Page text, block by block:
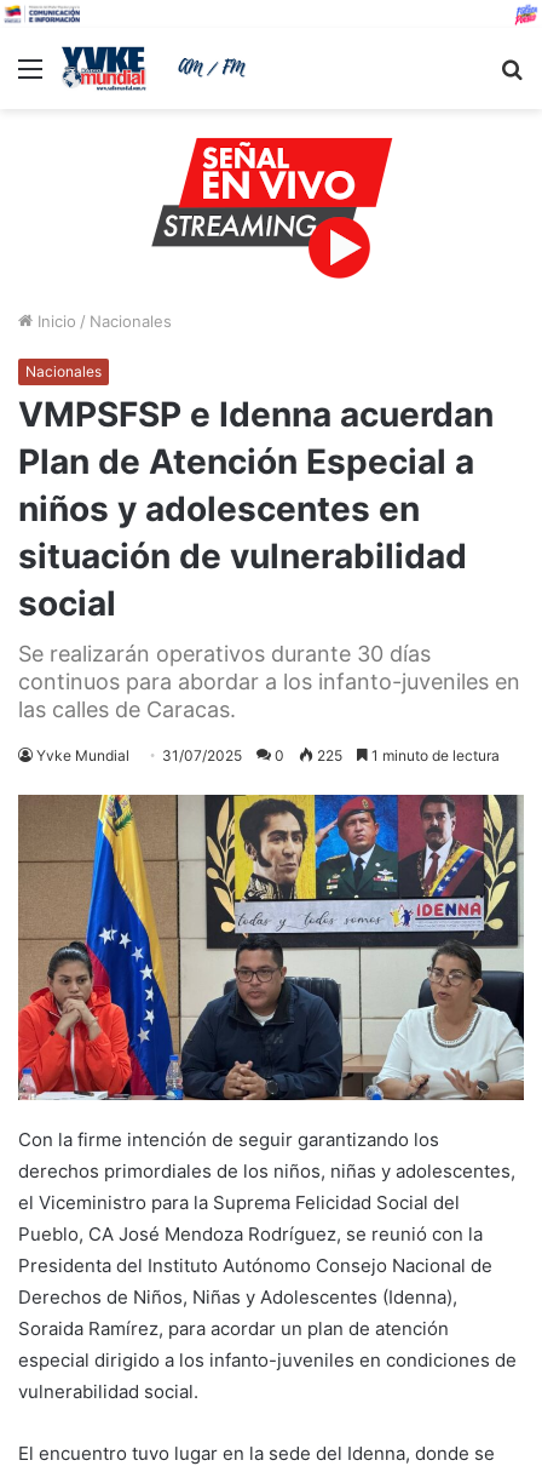
Menu
Inicio / Nacionales
Nacionales
VMPSFSP e Idenna acuerdan
Plan de Atención Especial a
niños y adolescentes en
situación de vulnerabilidad
social
Se realizarán operativos durante 30 días
continuos para abordar a los infanto-juveniles en
las calles de Caracas.
Yvke Mundial 31/07/2025 0 225 1 minuto de lectura
Con la firme intención de seguir garantizando los
derechos primordiales de los niños, niñas y adolescentes,
el Viceministro para la Suprema Felicidad Social del
Pueblo, CA José Mendoza Rodríguez, se reunió con la
Presidenta del Instituto Autónomo Consejo Nacional de
Derechos de Niños, Niñas y Adolescentes (Idenna),
Soraida Ramírez, para acordar un plan de atención
especial dirigido a los infanto-juveniles en condiciones de
vulnerabilidad social.
El encuentro tuvo lugar en la sede del Idenna, donde se